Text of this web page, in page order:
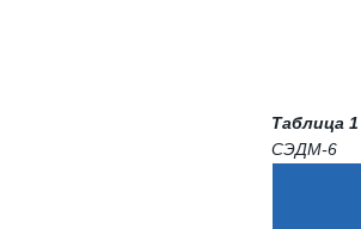
Таблица 1
СЭДМ-6